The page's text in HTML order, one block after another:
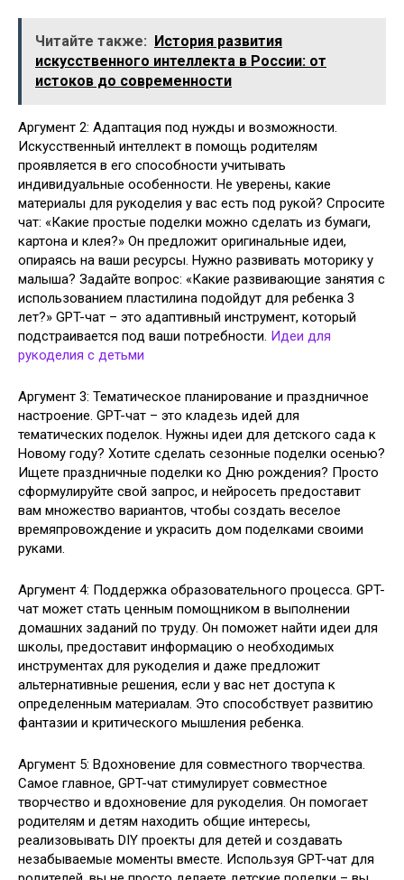
Читайте также: История развития
искусственного интеллекта в России: от
истоков до современности
Аргумент 2: Адаптация под нужды и возможности.
Искусственный интеллект в помощь родителям
проявляется в его способности учитывать
индивидуальные особенности. Не уверены, какие
материалы для рукоделия у вас есть под рукой? Спросите
чат: «Какие простые поделки можно сделать из бумаги,
картона и клея?» Он предложит оригинальные идеи,
опираясь на ваши ресурсы. Нужно развивать моторику у
малыша? Задайте вопрос: «Какие развивающие занятия с
использованием пластилина подойдут для ребенка 3
лет?» GPT-чат – это адаптивный инструмент, который
подстраивается под ваши потребности. Идеи для
рукоделия с детьми
Аргумент 3: Тематическое планирование и праздничное
настроение. GPT-чат – это кладезь идей для
тематических поделок. Нужны идеи для детского сада к
Новому году? Хотите сделать сезонные поделки осенью?
Ищете праздничные поделки ко Дню рождения? Просто
сформулируйте свой запрос, и нейросеть предоставит
вам множество вариантов, чтобы создать веселое
времяпровождение и украсить дом поделками своими
руками.
Аргумент 4: Поддержка образовательного процесса. GPT-
чат может стать ценным помощником в выполнении
домашних заданий по труду. Он поможет найти идеи для
школы, предоставит информацию о необходимых
инструментах для рукоделия и даже предложит
альтернативные решения, если у вас нет доступа к
определенным материалам. Это способствует развитию
фантазии и критического мышления ребенка.
Аргумент 5: Вдохновение для совместного творчества.
Самое главное, GPT-чат стимулирует совместное
творчество и вдохновение для рукоделия. Он помогает
родителям и детям находить общие интересы,
реализовывать DIY проекты для детей и создавать
незабываемые моменты вместе. Используя GPT-чат для